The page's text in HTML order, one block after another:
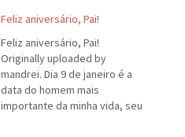
Feliz aniversário, Pai!
Feliz aniversário, Pai!
Originally uploaded by
mandrei. Dia 9 de janeiro é a
data do homem mais
importante da minha vida, seu